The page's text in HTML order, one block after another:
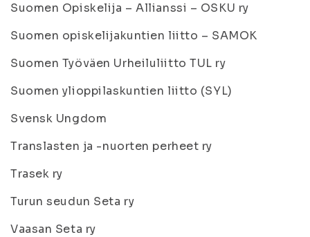
Suomen Opiskelija – Allianssi – OSKU ry
Suomen opiskelijakuntien liitto – SAMOK
Suomen Työväen Urheiluliitto TUL ry
Suomen ylioppilaskuntien liitto (SYL)
Svensk Ungdom
Translasten ja -nuorten perheet ry
Trasek ry
Turun seudun Seta ry
Vaasan Seta ry